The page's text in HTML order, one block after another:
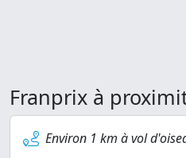
Franprix à
Environ 1 km à vol